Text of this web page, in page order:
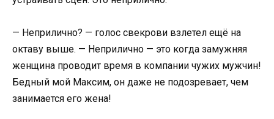
— Неприлично? — голос свекрови взлетел ещё на
октаву выше. — Неприлично — это когда замужняя
женщина проводит время в компании чужих мужчин!
Бедный мой Максим, он даже не подозревает, чем
занимается его жена!